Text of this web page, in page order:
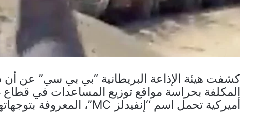
المكلفة بحراسة مواقع توزيع المساعدات في قطاع
أميركية تحمل اسم “إنفيدلز MC”، المعروفة بتوجهاتها المعادية للإسلام.